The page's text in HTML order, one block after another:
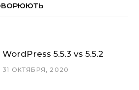
WordPress 5.5.3 vs 5.5.2
31 ОКТЯБРЯ, 2020